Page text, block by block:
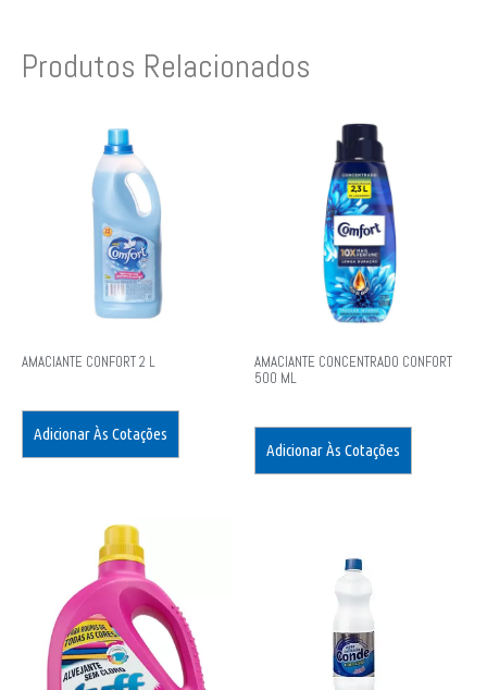
Produtos Relacionados
AMACIANTE CONFORT 2 L
Adicionar Às Cotações
AMACIANTE CONCENTRADO CONFORT
500 ML
Adicionar Às Cotações